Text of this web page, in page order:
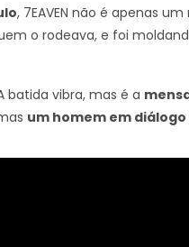
, 7EAVEN não é apenas
o rodeava, e foi
batida vibra, mas é a
um homem em